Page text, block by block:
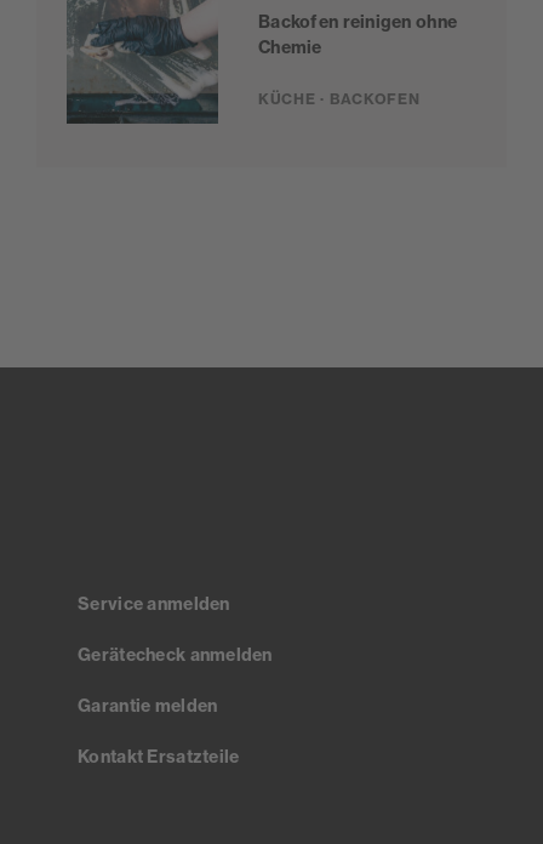
Backofen reinigen ohne
Chemie
KÜCHE · BACKOFEN
Service anmelden
Gerätecheck anmelden
Garantie melden
Kontakt Ersatzteile